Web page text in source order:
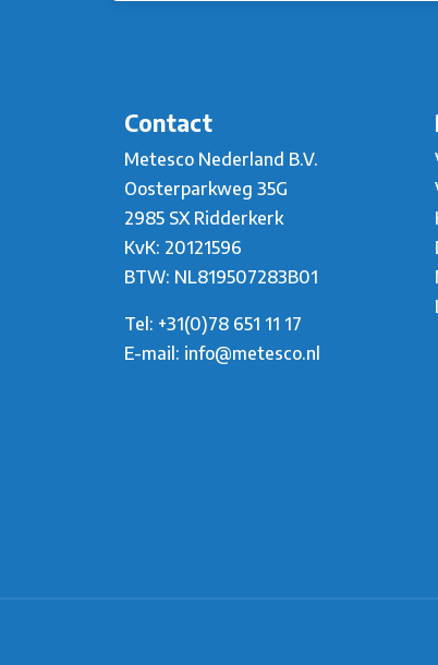
Contact
Metesco Nederland B.V.
Oosterparkweg 35G
2985 SX Ridderkerk
KvK: 20121596
BTW: NL819507283B01
Tel: +31(0)78 651 11 17
E-mail: info@metesco.nl